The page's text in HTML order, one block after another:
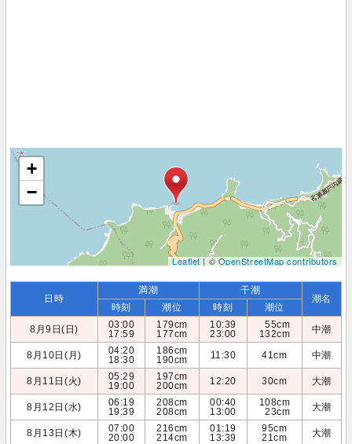
+
−
Leaflet| ©OpenStreetMap contributors
日時
満潮 干潮
潮名
時刻 潮位 時刻
潮位
8月9日(日)
03:00
17:59
179cm
177cm
10:39
23:00
55cm
132cm
中潮
8月10日(月)
04:20
18:30
186cm
190cm
11:30 41cm 中潮
8月11日(火)
05:29
19:00
197cm
200cm
12:20 30cm 大潮
8月12日(水)
06:19
19:39
208cm
208cm
00:40
13:00
108cm
23cm
大潮
8月13日(木)
07:00
20:00
216cm
214cm
01:19
13:39
95cm
21cm
大潮